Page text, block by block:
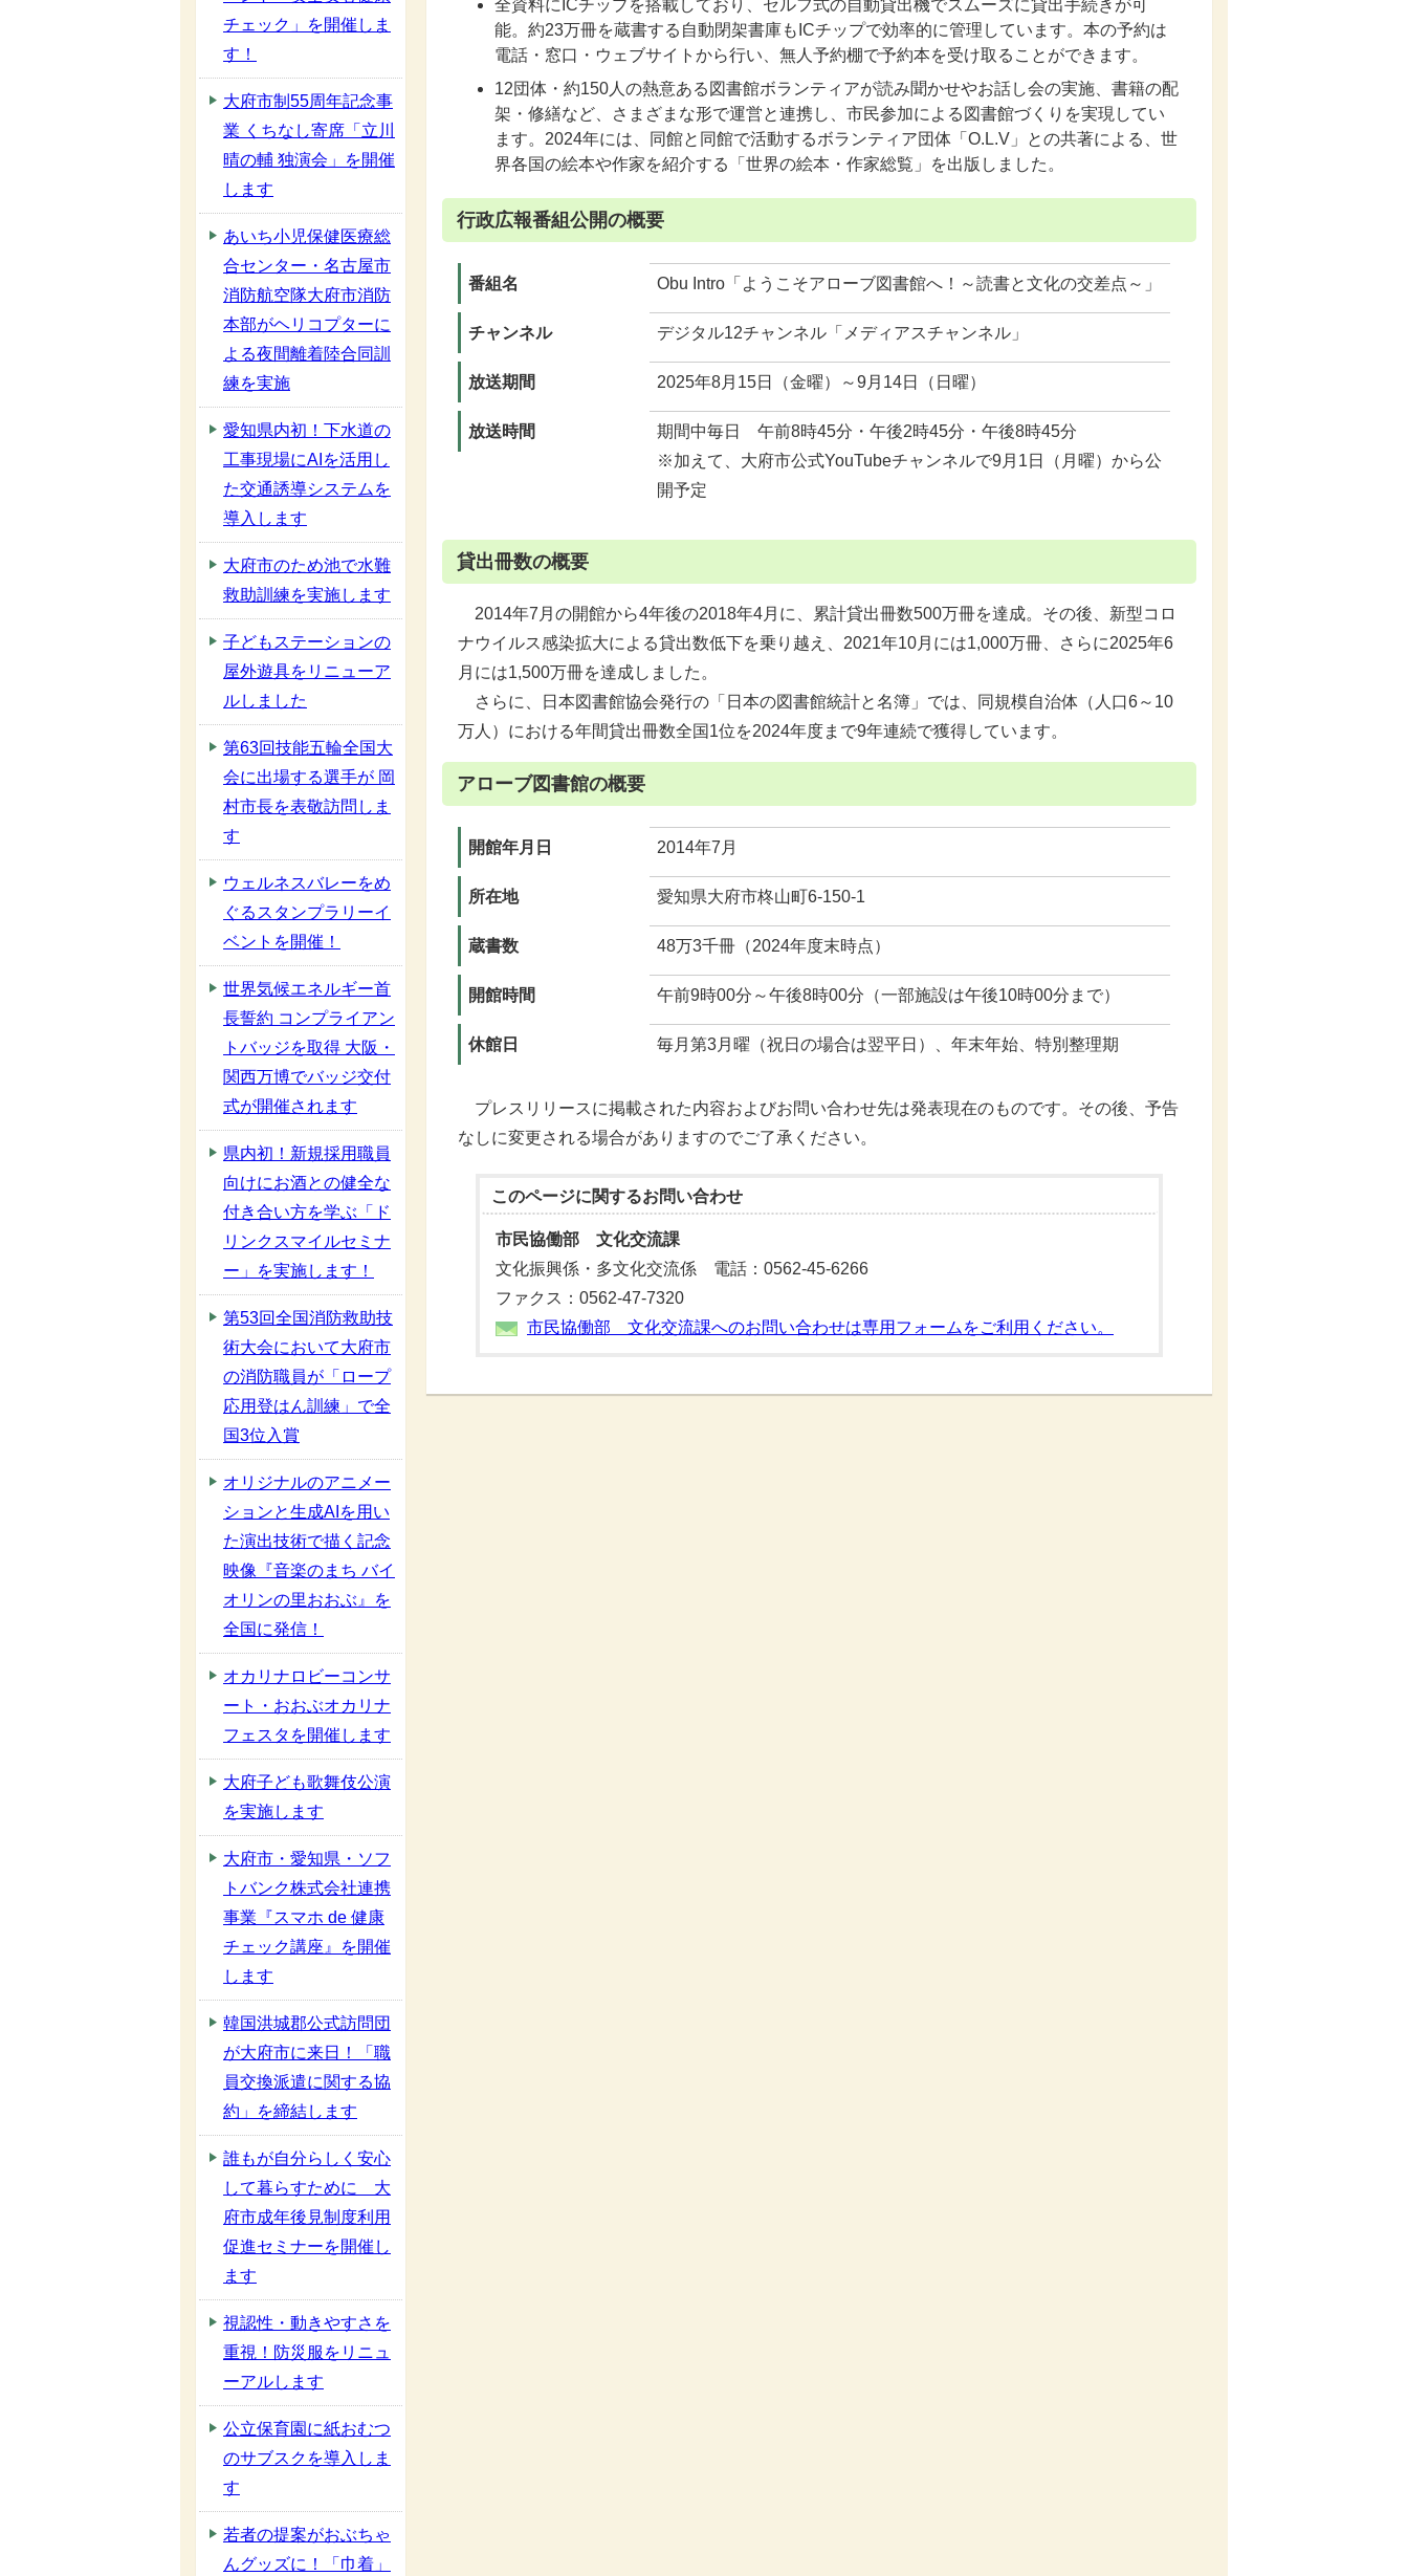
全資料にICチップを搭載しており、セルフ式の自動貸出機でスムーズに貸出手続きが可
能。約23万冊を蔵書する自動閉架書庫もICチップで効率的に管理しています。本の予約は
電話・窓口・ウェブサイトから行い、無人予約棚で予約本を受け取ることができます。
12団体・約150人の熱意ある図書館ボランティアが読み聞かせやお話し会の実施、書籍の配
架・修繕など、さまざまな形で運営と連携し、市民参加による図書館づくりを実現してい
ます。2024年には、同館と同館で活動するボランティア団体「O.L.V」との共著による、世
界各国の絵本や作家を紹介する「世界の絵本・作家総覧」を出版しました。
行政広報番組公開の概要
番組名 Obu Intro「ようこそアローブ図書館へ！～読書と文化の交差点～」
チャンネル デジタル12チャンネル「メディアスチャンネル」
放送期間 2025年8月15日（金曜）～9月14日（日曜）
放送時間
期間中毎日 午前8時45分・午後2時45分・午後8時45分
※加えて、大府市公式YouTubeチャンネルで9月1日（月曜）から公
開予定
貸出冊数の概要
2014年7月の開館から4年後の2018年4月に、累計貸出冊数500万冊を達成。その後、新型コロ
ナウイルス感染拡大による貸出数低下を乗り越え、2021年10月には1,000万冊、さらに2025年6
月には1,500万冊を達成しました。
さらに、日本図書館協会発行の「日本の図書館統計と名簿」では、同規模自治体（人口6～10
万人）における年間貸出冊数全国1位を2024年度まで9年連続で獲得しています。
アローブ図書館の概要
開館年月日 2014年7月
所在地 愛知県大府市柊山町6-150-1
蔵書数 48万3千冊（2024年度末時点）
開館時間 午前9時00分～午後8時00分（一部施設は午後10時00分まで）
休館日 毎月第3月曜（祝日の場合は翌平日）、年末年始、特別整理期
プレスリリースに掲載された内容およびお問い合わせ先は発表現在のものです。その後、予告
なしに変更される場合がありますのでご了承ください。
このページに関するお問い合わせ
市民協働部 文化交流課
文化振興係・多文化交流係 電話：0562-45-6266
ファクス：0562-47-7320
市民協働部 文化交流課へのお問い合わせは専用フォームをご利用ください。
チェック」を開催しま
す！
大府市制55周年記念事
業 くちなし寄席「立川
晴の輔 独演会」を開催
します
あいち小児保健医療総
合センター・名古屋市
消防航空隊大府市消防
本部がヘリコプターに
よる夜間離着陸合同訓
練を実施
愛知県内初！下水道の
工事現場にAIを活用し
た交通誘導システムを
導入します
大府市のため池で水難
救助訓練を実施します
子どもステーションの
屋外遊具をリニューア
ルしました
第63回技能五輪全国大
会に出場する選手が 岡
村市長を表敬訪問しま
す
ウェルネスバレーをめ
ぐるスタンプラリーイ
ベントを開催！
世界気候エネルギー首
長誓約 コンプライアン
トバッジを取得 大阪・
関西万博でバッジ交付
式が開催されます
県内初！新規採用職員
向けにお酒との健全な
付き合い方を学ぶ「ド
リンクスマイルセミナ
ー」を実施します！
第53回全国消防救助技
術大会において大府市
の消防職員が「ロープ
応用登はん訓練」で全
国3位入賞
オリジナルのアニメー
ションと生成AIを用い
た演出技術で描く記念
映像『音楽のまち バイ
オリンの里おおぶ』を
全国に発信！
オカリナロビーコンサ
ート・おおぶオカリナ
フェスタを開催します
大府子ども歌舞伎公演
を実施します
大府市・愛知県・ソフ
トバンク株式会社連携
事業『スマホ de 健康
チェック講座』を開催
します
韓国洪城郡公式訪問団
が大府市に来日！「職
員交換派遣に関する協
約」を締結します
誰もが自分らしく安心
して暮らすために 大
府市成年後見制度利用
促進セミナーを開催し
ます
視認性・動きやすさを
重視！防災服をリニュ
ーアルします
公立保育園に紙おむつ
のサブスクを導入しま
す
若者の提案がおぶちゃ
んグッズに！「巾着」